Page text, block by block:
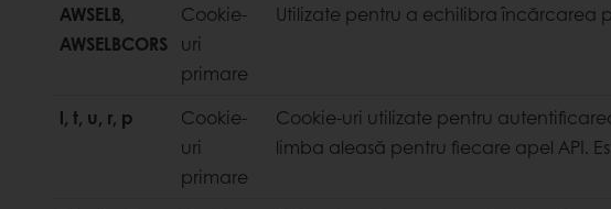
AWSELB,
AWSELBCORS
Cookie-
uri
primare
Utilizate pentru a echilibra încărcarea
l, t, u, r, p
Cookie-
uri
primare
Cookie-uri utilizate pentru
limba aleasă pentru fiecare apel API.